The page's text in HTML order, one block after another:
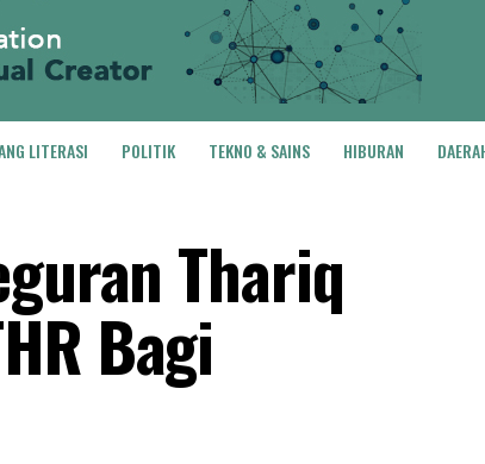
LITERASI POLITIK TEKNO & SAINS HIBURAN
Thariq
Bagi